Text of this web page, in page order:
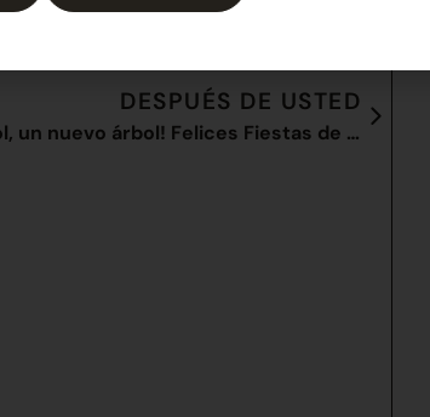
DESPUÉS DE USTED
¡Bajo el árbol, un nuevo árbol! Felices Fiestas de parte de Ballsystem